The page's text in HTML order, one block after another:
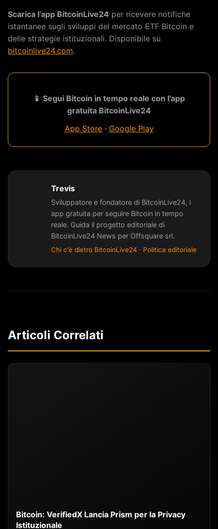
Scarica l’app BitcoinLive24 per ricevere notifiche
istantanee sugli sviluppi del mercato ETF Bitcoin e
delle strategie istituzionali. Disponibile su
bitcoinlive24.com.
📱 Segui Bitcoin in tempo reale con l'app
gratuita BitcoinLive24
App Store· Google Play
Trevis
Sviluppatore e fondatore di BitcoinLive24, l
app gratuita per seguire Bitcoin in tempo
reale. Guida il progetto editoriale di
BitcoinLive24 News per Offsquare srl.
Chi c'è dietro BitcoinLive24 · Politica editoriale
Articoli Correlati
Bitcoin: VerifiedX Lancia Prism per la Privacy
Istituzionale